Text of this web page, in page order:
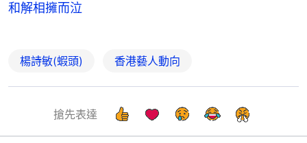
和解相擁而泣
楊詩敏(蝦頭) 香港藝人動向
搶先表達